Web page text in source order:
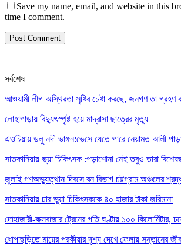
Save my name, email, and website in this
time I comment.
সর্বশেষ
আওয়ামী লীগ অস্থিরতা সৃষ্টির চেষ্টা করছে, জনগণ তা
লোহাগাড়ায় বিদ্যুৎস্পৃষ্ট হয়ে মাদ্রাসা ছাত্রের মৃত্যু
এওচিয়ায় ডলু নদী ভাঙ্গন:ভেসে যেতে পারে নেয়ামত আলী
সাতকানিয়ায় ভূয়া চিকিৎসক :পড়াশোনা নেই তবুও তারা
জুলাই গণঅভ্যুত্থান দিবসে বন বিভাগ চট্টগ্রাম অঞ্চলের
সাতকানিয়ায় চার ভুয়া চিকিৎসককে ৪০ হাজার টাকা জরিমানা
দোহাজারী-কক্সবাজার ট্রেনের গতি ঘণ্টায় ১০০ কিলোমিটার,
ধোপাছড়িতে মায়ের পরকীয়ার দৃশ্য দেখে ফেলায় সন্তানের